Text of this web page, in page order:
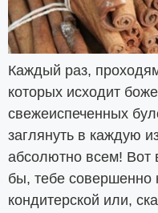
Каждый раз,
которых исходит
свежеиспеченных
заглянуть в каждую
абсолютно всем! Вот
бы, тебе совершенно
кондитерской или,